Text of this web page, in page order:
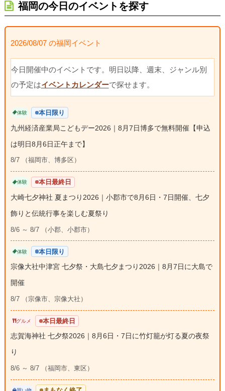
福岡の今日のイベントを探す
2026/08/07 の福岡イベント
今日開催中のイベントです。明日以降、週末、ジャンル別
の予定はイベントカレンダーで探せます。
体験 本日限り
九州経済産業局こどもデー2026｜8月7日博多で無料開催【申込
は明日8月6日正午まで】
8/7 （福岡市、博多区）
体験 本日最終日
大崎七夕神社 夏まつり2026｜小郡市で8月6日・7日開催、七夕
飾りと伝統行事を楽しむ夏祭り
8/6 ～ 8/7 （小郡、小郡市）
体験 本日限り
宗像大社中津宮 七夕祭・大島七夕まつり2026｜8月7日に大島で
開催
8/7 （宗像市、宗像大社）
グルメ 本日最終日
志賀海神社 七夕祭2026｜8月6日・7日に竹灯籠が灯る夏の夜祭
り
8/6 ～ 8/7 （福岡市、東区）